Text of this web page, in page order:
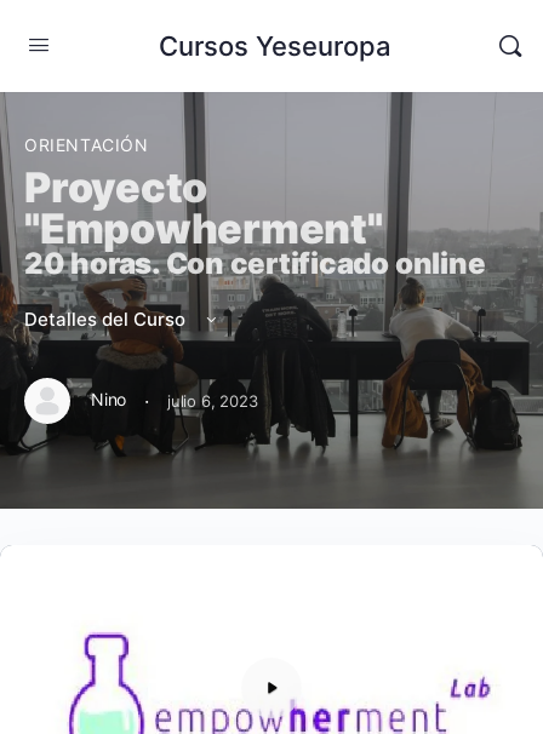
Cursos Yeseuropa
ORIENTACIÓN
Proyecto
"Empowherment"
20 horas. Con certificado online
Detalles del Curso
Nino · julio 6, 2023